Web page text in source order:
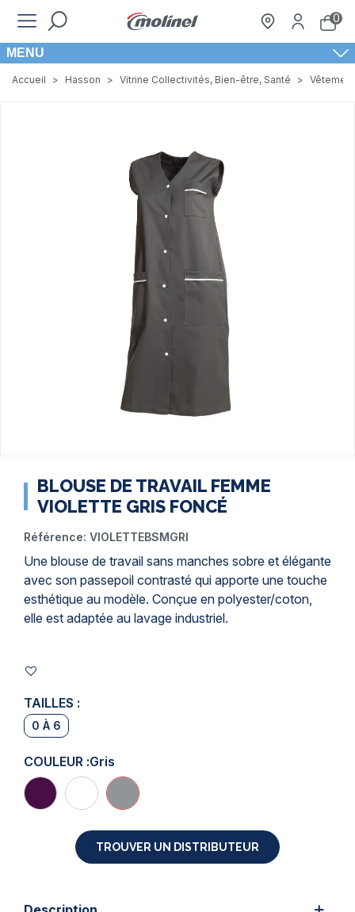
0
MENU
Accueil > Hasson > Vitrine Collectivités, Bien-être, Santé >
BLOUSE DE TRAVAIL FEMME
VIOLETTE GRIS FONCÉ
Référence: VIOLETTEBSMGRI
Une blouse de travail sans manches sobre et élégante
avec son passepoil contrasté qui apporte une touche
esthétique au modèle. Conçue en polyester/coton,
elle est adaptée au lavage industriel.
TAILLES :
0 À 6
COULEUR :Gris
TROUVER UN DISTRIBUTEUR